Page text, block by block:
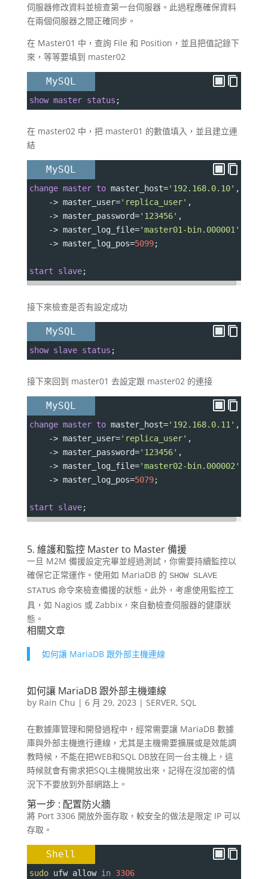
伺服器修改資料並檢查第一台伺服器。此過程應確保資料
在兩個伺服器之間正確同步。
在 Master01 中，查詢 File 和 Position，並且把值記錄下
來，等等要填到 master02
MySQL
show master status ;
在 master02 中，把 master01 的數值填入，並且建立連
結
MySQL
change master to master_host='192.168.0.10' ,
-> master_user='replica_user' ,
-> master_password='123456' ,
-> master_log_file='master01-bin.000001'
-> master_log_pos=5099;
start slave;
接下來檢查是否有設定成功
MySQL
show slave status ;
接下來回到 master01 去設定跟 master02 的連接
MySQL
change master to master_host='192.168.0.11' ,
-> master_user='replica_user' ,
-> master_password='123456' ,
-> master_log_file='master02-bin.000002'
-> master_log_pos=5079;
start slave;
5. 維護和監控 Master to Master 備援
一旦 M2M 備援設定完畢並經過測試，你需要持續監控以
確保它正常運作。使用如 MariaDB 的 SHOW SLAVE
STATUS命令來檢查備援的狀態。此外，考慮使用監控工
具，如 Nagios 或 Zabbix，來自動檢查伺服器的健康狀
態。
相關文章
如何讓 MariaDB 跟外部主機連線
如何讓 MariaDB 跟外部主機連線
by Rain Chu | 6 月 29, 2023 | SERVER, SQL
在數據庫管理和開發過程中，經常需要讓 MariaDB 數據
庫與外部主機進行連線，尤其是主機需要擴展或是效能調
教時候，不能在把WEB和SQL DB放在同一台主機上，這
時候就會有需求把SQL主機開放出來，記得在沒加密的情
況下不要放到外部網路上。
第一步 : 配置防火牆
將 Port 3306 開放外面存取，較安全的做法是限定 IP 可以
存取。
Shell
sudo ufw allow in 3306